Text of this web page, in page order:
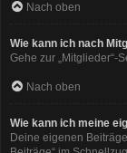
Nach oben
Wie kann ich nach
Gehe zur „Mitglieder“-
Nach oben
Wie kann ich meine
Deine eigenen